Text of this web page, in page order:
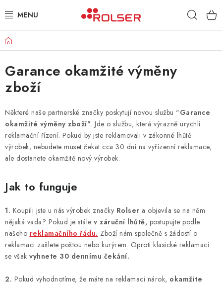
na
TAŠKY NA KOLEČKÁCH
ŽEHLICÍ PRKNA
SCHŮDKY
KLASICKÉ TAŠKY
PŘÍSLUŠENSTVÍ
Domů
Garance okamžité výměny
zboží
Některé naše partnerské značky poskytují novou službu "Garance
okamžité výměny zboží". Jde o službu, která výrazně urychlí
reklamační řízení. Pokud by jste reklamovali v zákonné lhůtě
výrobek, nebudete muset čekat cca 30 dní na vyřízenní reklamace,
ale dostanete okamžitě nový výrobek.
Jak to funguje
1. Koupili jste u nás výrobek značky Rolser a objevila se na něm
nějaká vada? Pokud je stále v záruční lhůtě, postupujte podle
našeho reklamačního řádu. Zboží nám společně s žádostí o
reklamaci zašlete poštou nebo kurýrem. Oproti klasické reklamaci
se však vyhnete 30 dennímu čekání.
2. Pokud vyhodnotíme, že máte na reklamaci nárok, okamžite